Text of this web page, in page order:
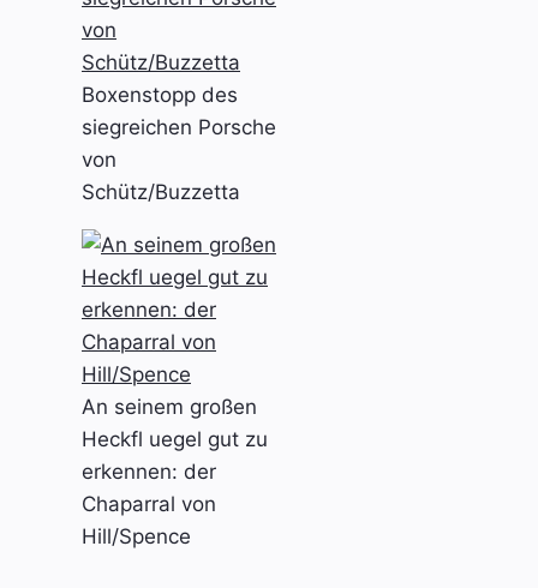
Boxenstopp des
siegreichen Porsche
von
Schütz/Buzzetta
An seinem großen
Heckfl uegel gut zu
erkennen: der
Chaparral von
Hill/Spence